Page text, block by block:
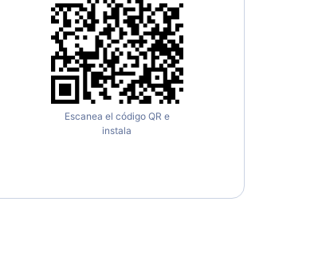
Escanea el código QR e
instala